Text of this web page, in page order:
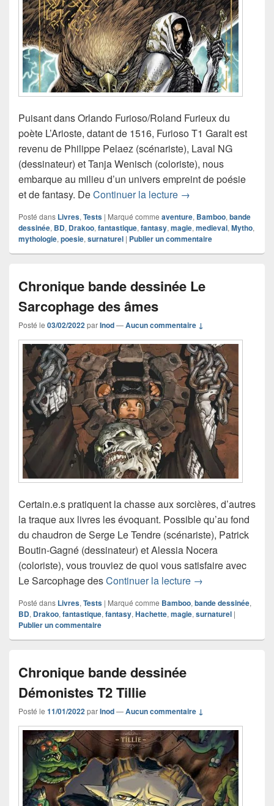
Puisant dans Orlando Furioso/Roland Furieux du
poète L’Arioste, datant de 1516, Furioso T1 Garalt est
revenu de Philippe Pelaez (scénariste), Laval NG
(dessinateur) et Tanja Wenisch (coloriste), nous
embarque au milieu d’un univers empreint de poésie
et de fantasy. DeContinuer la lecture Chronique bande
→
Posté dans Livres, Tests | Marqué comme aventure, Bamboo, bande
dessinée, BD, Drakoo, fantastique, fantasy, magie, medieval, Mytho,
mythologie, poesie, surnaturel | Publier un commentaire
Chronique bande dessinée Le
Sarcophage des âmes
Posté le 03/02/2022 parInod—Aucun commentaire ↓
Certain.e.s pratiquent la chasse aux sorcières, d’autres
la traque aux livres les évoquant. Possible qu’au fond
du chaudron de Serge Le Tendre (scénariste), Patrick
Boutin-Gagné (dessinateur) et Alessia Nocera
(coloriste), vous trouviez de quoi vous satisfaire avec
Le Sarcophage desContinuer la lecture Chronique bande
→
Posté dans Livres, Tests | Marqué comme Bamboo, bande dessinée,
BD, Drakoo, fantastique, fantasy, Hachette, magie, surnaturel |
Publier un commentaire
Chronique bande dessinée
Démonistes T2 Tillie
Posté le 11/01/2022parInod—Aucun commentaire ↓